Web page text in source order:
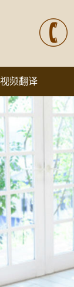
频翻译